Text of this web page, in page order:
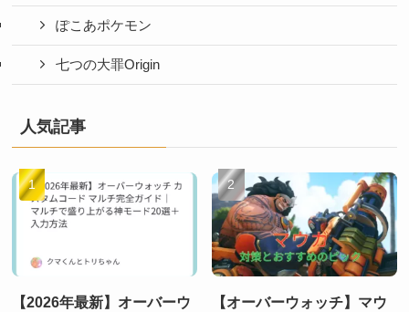
ぽこあポケモン
七つの大罪Origin
人気記事
【2026年最新】オーバーウ
【オーバーウォッチ】マウ